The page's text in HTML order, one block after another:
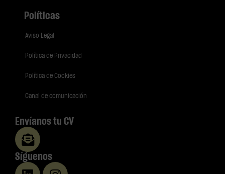
Políticas
Aviso Legal
Política de Privacidad
Política de Cookies
Canal de comunicación
Envíanos tu CV
Síguenos